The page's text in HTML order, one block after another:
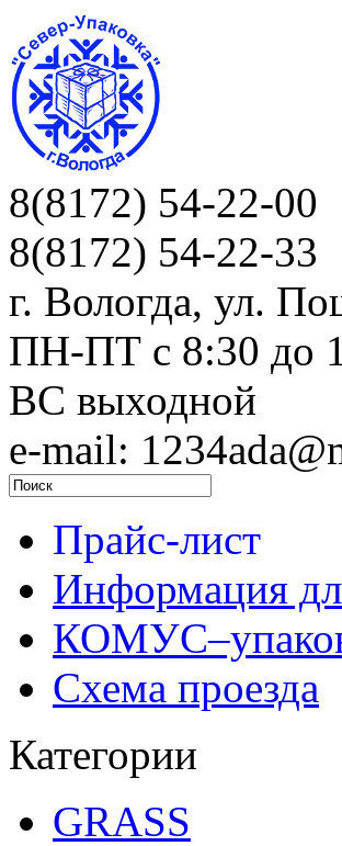
8(8172) 54-22-00
8(8172) 54-22-33
г. Вологда, ул.
ПН-ПТ c 8:30 до
ВС выходной
e-mail:
Прайс-лист
Информация
Схема проезда
Категории
GRASS